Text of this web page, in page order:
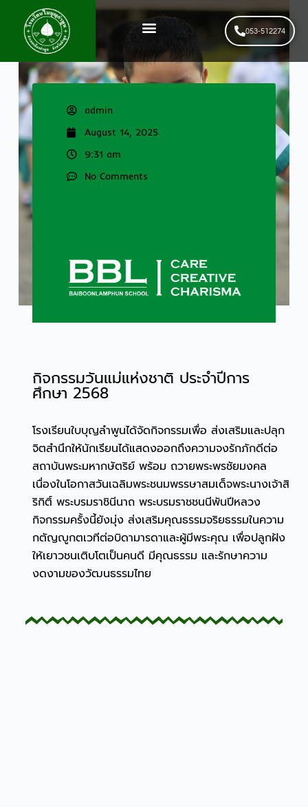
053-512274
admin
August 14, 2025
9:31 am
No Comments
กิจกรรมวันแม่แห่งชาติ ประจำปีการ
ศึกษา 2568
โรงเรียนใบบุญลำพูนได้จัดกิจกรรมเพื่อ ส่งเสริมและปลุก
จิตสำนึกให้นักเรียนได้แสดงออกถึงความจงรักภักดีต่อ
สถาบันพระมหากษัตริย์ พร้อม ถวายพระพรชัยมงคล
เนื่องในโอกาสวันเฉลิมพระชนมพรรษาสมเด็จพระนางเจ้าสิ
ริกิติ์ พระบรมราชินีนาถ พระบรมราชชนนีพันปีหลวง
กิจกรรมครั้งนี้ยังมุ่ง ส่งเสริมคุณธรรมจริยธรรมในความ
กตัญญูกตเวทีต่อบิดามารดาและผู้มีพระคุณ เพื่อปลูกฝัง
ให้เยาวชนเติบโตเป็นคนดี มีคุณธรรม และรักษาความ
งดงามของวัฒนธรรมไทย